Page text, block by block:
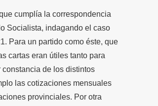
cumplía la correspondencia
Socialista, indagando el caso
Para un partido como éste, que
cartas eran útiles tanto para
de los distintos
las cotizaciones mensuales
provinciales. Por otra